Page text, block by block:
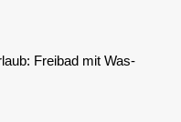
Frei­bad mit Was­